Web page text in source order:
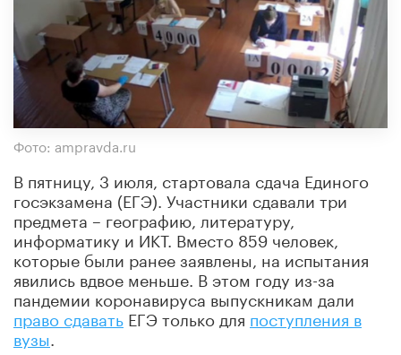
Фото: ampravda.ru
В пятницу, 3 июля, стартовала сдача Единого
госэкзамена (ЕГЭ). Участники сдавали три
предмета – географию, литературу,
информатику и ИКТ. Вместо 859 человек,
которые были ранее заявлены, на испытания
явились вдвое меньше. В этом году из-за
пандемии коронавируса выпускникам дали
право сдавать ЕГЭ только для поступления в
вузы.